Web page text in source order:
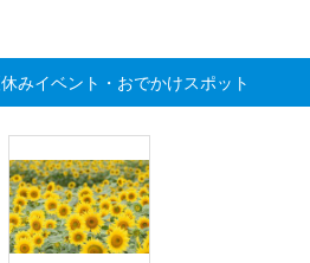
みイベント・おでかけスポット